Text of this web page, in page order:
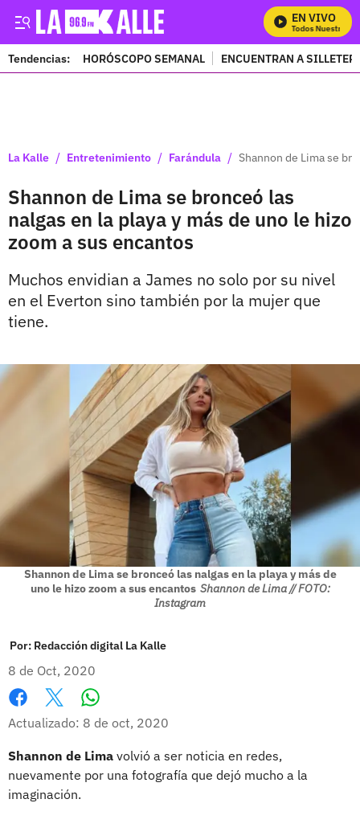
EN VIVO
Mira Todos Nuestros
Tendencias: HORÓSCOPO SEMANAL ENCUENTRAN A
La Kalle / Entretenimiento / Farándula / Shannon de Lima se
Shannon de Lima se bronceó las
nalgas en la playa y más de uno le hizo
zoom a sus encantos
Muchos envidian a James no solo por su nivel
en el Everton sino también por la mujer que
tiene.
Shannon de Lima se bronceó las nalgas en la playa y más de
uno le hizo zoom a sus encantos Shannon de Lima // FOTO:
Instagram
Por: Redacción digital La Kalle
8 de Oct, 2020
Facebook
X
Actualizado: 8 de oct, 2020
Shannon de Lima volvió a ser noticia en redes,
nuevamente por una fotografía que dejó mucho a la
imaginación.